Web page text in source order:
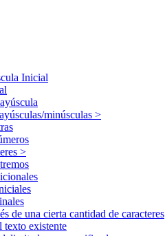
Inicial
minúsculas >
>
de una cierta cantidad de caracteres
texto existente